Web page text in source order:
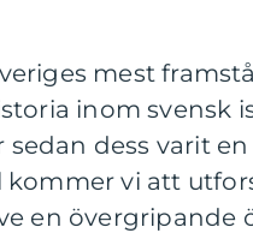
mest
inom svensk
sedan dess varit
vi att
en övergripande